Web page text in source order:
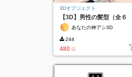
3Dオブジェクト
【3D】男性の髪型（全６
種）
あなたの神アシ3D
244
480 G